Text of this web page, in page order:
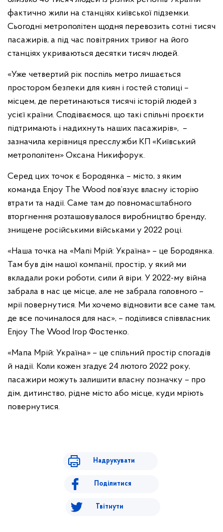
фактично жили на станціях київської підземки.
Сьогодні метрополітен щодня перевозить сотні тисяч
пасажирів, а під час повітряних тривог на його
станціях укриваються десятки тисяч людей.
«Уже четвертий рік поспіль метро лишається
простором безпеки для киян і гостей столиці –
місцем, де перетинаються тисячі історій людей з
усієї країни. Сподіваємося, що такі спільні проєкти
підтримають і надихнуть наших пасажирів», –
зазначила керівниця пресслужби КП «Київський
метрополітен» Оксана Никифорук.
Серед цих точок є Бородянка – місто, з яким
команда Enjoy The Wood пов’язує власну історію
втрати та надії. Саме там до повномасштабного
вторгнення розташовувалося виробництво бренду,
знищене російськими військами у 2022 році.
«Наша точка на «Мапі Мрій: Україна» – це Бородянка.
Там був дім нашої компанії, простір, у який ми
вкладали роки роботи, сили й віри. У 2022-му війна
забрала в нас це місце, але не забрала головного –
мрії повернутися. Ми хочемо відновити все саме там,
де все починалося для нас», – поділився співвласник
Enjoy The Wood Ігор Фостенко.
«Мапа Мрій: Україна» – це спільний простір спогадів
й надії. Коли кожен згадує 24 лютого 2022 року,
пасажири можуть залишити власну позначку – про
дім, дитинство, рідне місто або місце, куди мріють
повернутися.
Надрукувати
Поділитися
Твітнути